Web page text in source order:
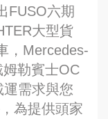
FUSO六期
大型貨
，Mercedes-
勒賓士OC
需求與您
為提供頭家